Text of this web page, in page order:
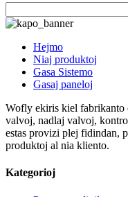
Hejmo
Niaj produktoj
Gasa Sistemo
Gasaj paneloj
Wofly ekiris kiel fabrikanto
valvoj, nadlaj valvoj,
estas provizi plej fidindan,
produktoj al nia kliento.
Kategorioj